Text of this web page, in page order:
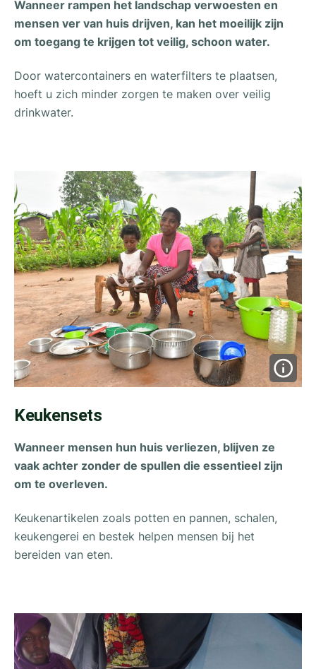
Wanneer rampen het landschap verwoesten en
mensen ver van huis drijven, kan het moeilijk zijn
om toegang te krijgen tot veilig, schoon water.
Door watercontainers en waterfilters te plaatsen,
hoeft u zich minder zorgen te maken over veilig
drinkwater.
Keukensets
Wanneer mensen hun huis verliezen, blijven ze
vaak achter zonder de spullen die essentieel zijn
om te overleven.
Keukenartikelen zoals potten en pannen, schalen,
keukengerei en bestek helpen mensen bij het
bereiden van eten.